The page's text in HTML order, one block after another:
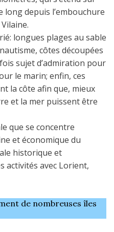
depuis l’embouchure
longues plages au sable
côtes découpées
sujet d’admiration pour
le marin; enfin, ces
la côte afin que, mieux
et la mer puissent être
que se concentre
et économique du
historique et
activités avec Lorient,
de nombreuses îles